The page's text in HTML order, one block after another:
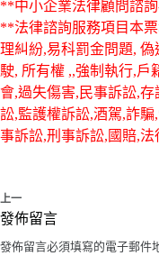
**中小企業法律顧問諮
**法律諮詢服務項目本
理糾紛,易科罰金問題,
駛, 所有權 ,,強制執行,戶
會,過失傷害,民事訴訟,
訟,監護權訴訟,酒駕,詐
事訴訟,刑事訴訟,國賠,
上一
發佈留言
發佈留言必須填寫的電子郵件